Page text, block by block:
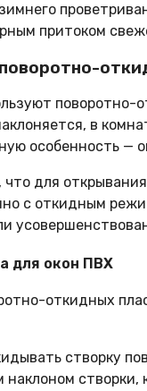
притоком
в
особенность —
что для
с откидным
для окон ПВХ
откидных
створку
створки,